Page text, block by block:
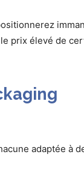
prix élevé de
adaptée à